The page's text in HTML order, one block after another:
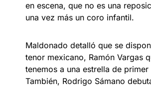
en escena, que no es una
una vez más un coro infantil.
Maldonado detalló que se
tenor mexicano, Ramón Vargas
tenemos a una estrella de
También, Rodrigo Sámano